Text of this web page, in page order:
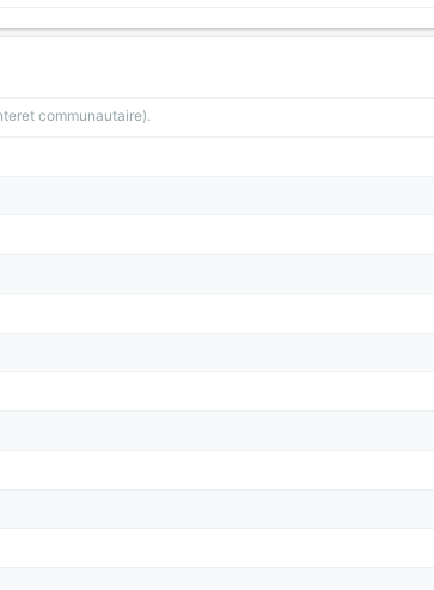
communautaire).